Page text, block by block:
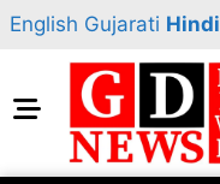
English Gujarati Hindi